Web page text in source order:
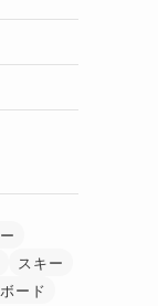
スキー
ード